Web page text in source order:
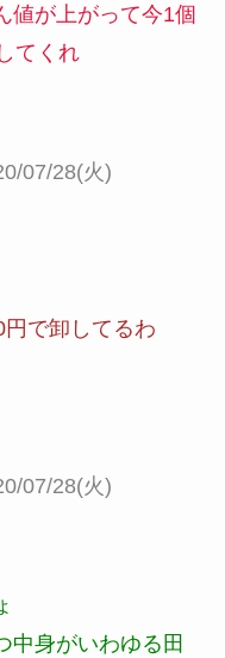
値が上がって今1個
てくれ
07/28(火)
で卸してるわ
07/28(火)
中身がいわゆる田